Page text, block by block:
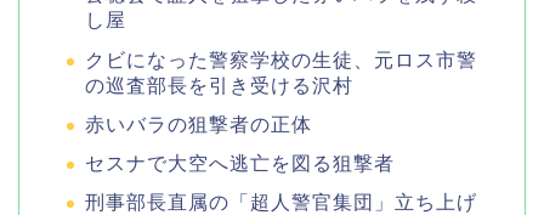
し屋
クビになった警察学校の生徒、元ロス市警
の巡査部長を引き受ける沢村
赤いバラの狙撃者の正体
セスナで大空へ逃亡を図る狙撃者
刑事部長直属の「超人警官集団」立ち上げ